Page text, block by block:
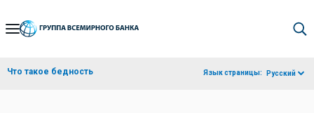
Skip
Navigation
Что такое бедность Язык страницы: Русский